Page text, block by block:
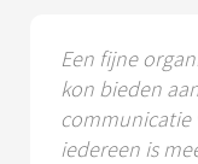
Een fijne
kon bieden
communicatie
iedereen is